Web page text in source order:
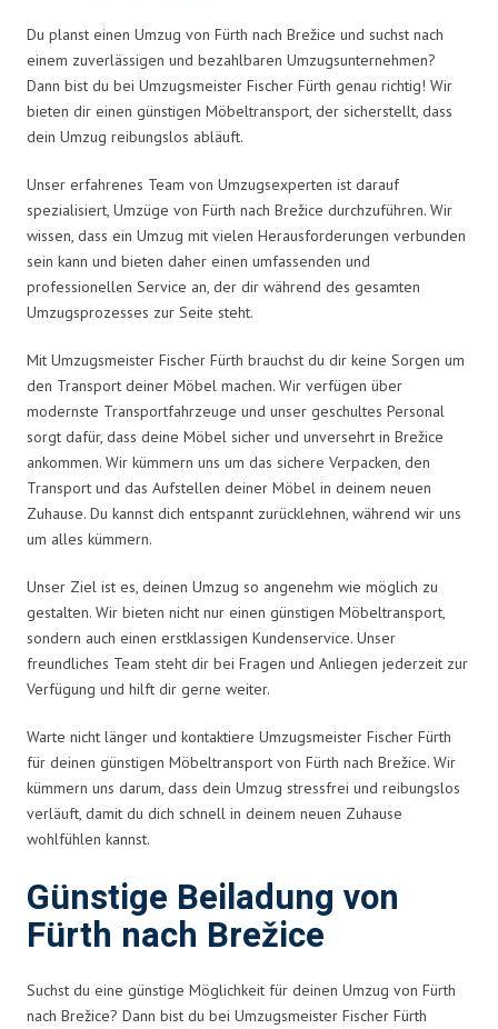
Du planst einen Umzug von Fürth nach Brežice und suchst nach
einem zuverlässigen und bezahlbaren Umzugsunternehmen?
Dann bist du bei Umzugsmeister Fischer Fürth genau richtig! Wir
bieten dir einen günstigen Möbeltransport, der sicherstellt, dass
dein Umzug reibungslos abläuft.
Unser erfahrenes Team von Umzugsexperten ist darauf
spezialisiert, Umzüge von Fürth nach Brežice durchzuführen. Wir
wissen, dass ein Umzug mit vielen Herausforderungen verbunden
sein kann und bieten daher einen umfassenden und
professionellen Service an, der dir während des gesamten
Umzugsprozesses zur Seite steht.
Mit Umzugsmeister Fischer Fürth brauchst du dir keine Sorgen um
den Transport deiner Möbel machen. Wir verfügen über
modernste Transportfahrzeuge und unser geschultes Personal
sorgt dafür, dass deine Möbel sicher und unversehrt in Brežice
ankommen. Wir kümmern uns um das sichere Verpacken, den
Transport und das Aufstellen deiner Möbel in deinem neuen
Zuhause. Du kannst dich entspannt zurücklehnen, während wir uns
um alles kümmern.
Unser Ziel ist es, deinen Umzug so angenehm wie möglich zu
gestalten. Wir bieten nicht nur einen günstigen Möbeltransport,
sondern auch einen erstklassigen Kundenservice. Unser
freundliches Team steht dir bei Fragen und Anliegen jederzeit zur
Verfügung und hilft dir gerne weiter.
Warte nicht länger und kontaktiere Umzugsmeister Fischer Fürth
für deinen günstigen Möbeltransport von Fürth nach Brežice. Wir
kümmern uns darum, dass dein Umzug stressfrei und reibungslos
verläuft, damit du dich schnell in deinem neuen Zuhause
wohlfühlen kannst.
Günstige Beiladung von
Fürth nach Brežice
Suchst du eine günstige Möglichkeit für deinen Umzug von Fürth
nach Brežice? Dann bist du bei Umzugsmeister Fischer Fürth